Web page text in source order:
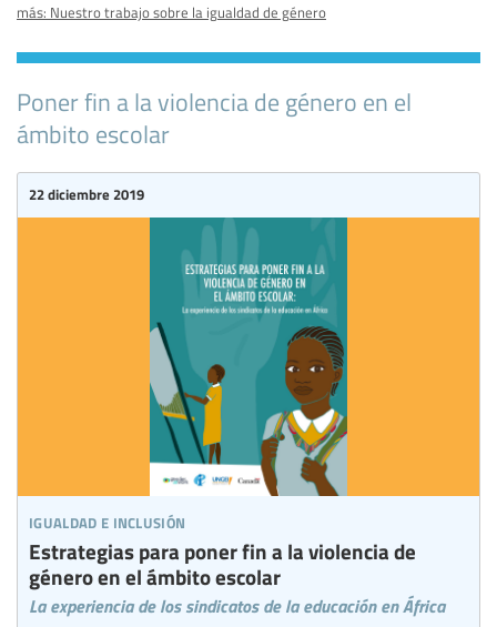
más: Nuestro trabajo sobre la igualdad de género
Poner fin a la violencia de género en el
ámbito escolar
igualdad e inclusión
Estrategias para poner fin a la violencia de
género en el ámbito escolar
La experiencia de los sindicatos de la educación en África
22 diciembre 2019